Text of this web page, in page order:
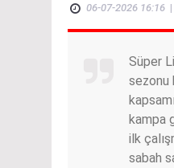
06-07-2026 16:16 |
Süper
sezonu
kampa
ilk
sabah